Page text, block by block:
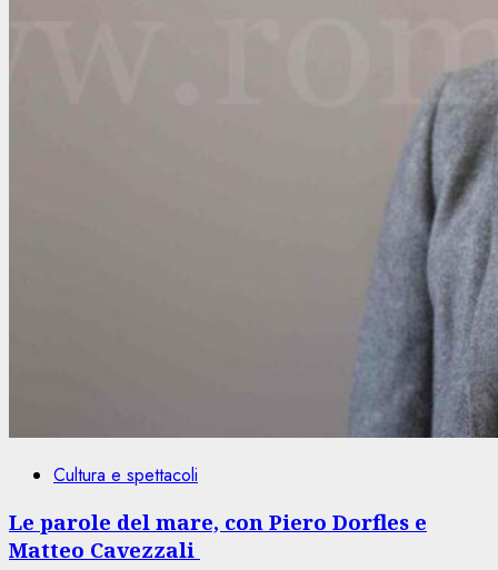
Cultura e spettacoli
Le parole del mare, con Piero Dorfles e
Matteo Cavezzali